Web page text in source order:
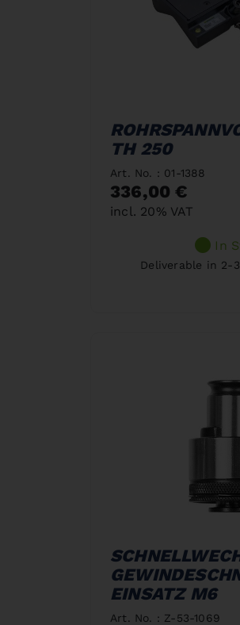
TH 250
Art. No. : 01-1388
336,00 €
incl. 20% VAT
In
Deliverable in 2-
EINSATZ M6
Art. No. : Z-53-1069